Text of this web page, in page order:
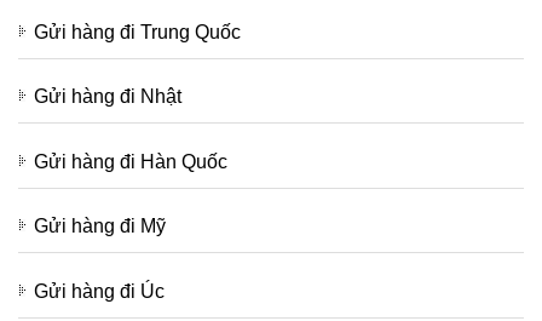
Gửi hàng đi Trung Quốc
Gửi hàng đi Nhật
Gửi hàng đi Hàn Quốc
Gửi hàng đi Mỹ
Gửi hàng đi Úc